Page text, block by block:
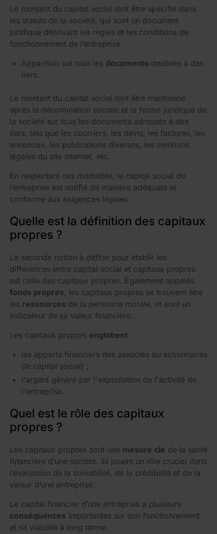
Le montant du capital social doit être spécifié dans
les statuts de la société, qui sont un document
juridique décrivant les règles et les conditions de
fonctionnement de l’entreprise.
Apparition sur tous les documents destinés à des
tiers.
Le montant du capital social doit être mentionné
après la dénomination sociale et la forme juridique de
la société sur tous les documents adressés à des
tiers, tels que les courriers, les devis, les factures, les
annonces, les publications diverses, les mentions
légales du site internet, etc.
En respectant ces modalités, le capital social de
l’entreprise est notifié de manière adéquate et
conforme aux exigences légales.
Quelle est la définition des capitaux
propres ?
La seconde notion à définir pour établir les
différences entre capital social et capitaux propres
est celle des capitaux propres. Également appelés
fonds propres, les capitaux propres se trouvent être
les ressources de la personne morale, et sont un
indicateur de sa valeur financière.
Les capitaux propres englobent :
les apports financiers des associés ou actionnaires
(le capital social) ;
l'argent généré par l'exploitation de l'activité de
l'entreprise.
Quel est le rôle des capitaux
propres ?
Les capitaux propres sont une mesure clé de la santé
financière d’une société. Ils jouent un rôle crucial dans
l’évaluation de la solvabilité, de la crédibilité et de la
valeur d’une entreprise.
Le capital financier d’une entreprise a plusieurs
conséquences importantes sur son fonctionnement
et sa viabilité à long terme.